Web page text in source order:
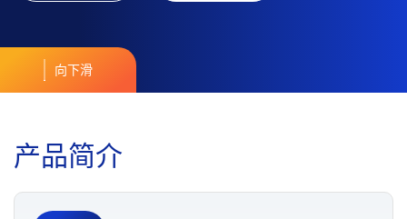
向下滑
产品简介